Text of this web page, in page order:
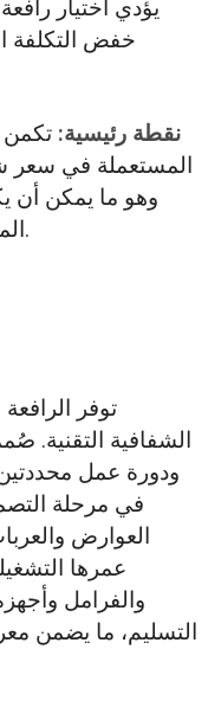
يؤدي اختيار
نقطة رئيسية: تكمن
المستعملة في سعر
وهو ما يمكن أن
الميزانية المحدودة أو قصيرة الأجل.
توفر
الشفافية التقنية.
ودورة عمل
في مرحلة
العوارض
عمرها
والفرامل
التسليم، ما يضمن